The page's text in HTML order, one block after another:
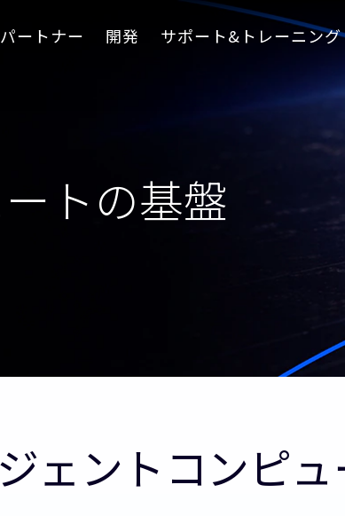
パートナー 開発 サポート&トレーニング
トの基盤
ェントコンピ